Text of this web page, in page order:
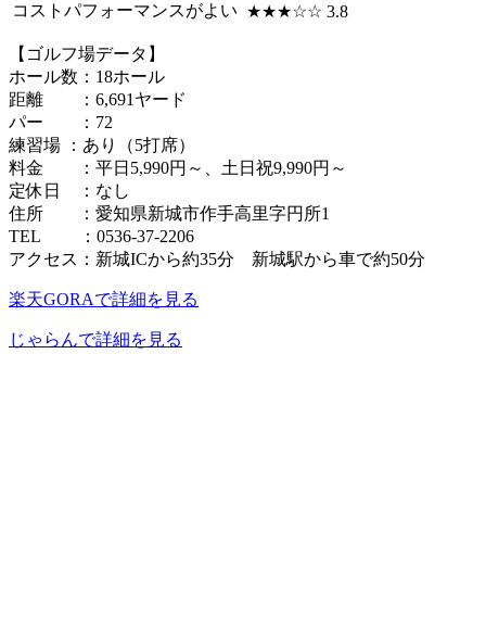
コストパフォーマンスがよい ★★★☆☆ 3.8
【ゴルフ場データ】
ホール数：18ホール
距離 ：6,691ヤード
パー ：72
練習場 ：あり（5打席）
料金 ：平日5,990円～、土日祝9,990円～
定休日 ：なし
住所 ：愛知県新城市作手高里字円所1
TEL ：0536-37-2206
アクセス：新城ICから約35分 新城駅から車で約50分
楽天GORAで詳細を見る
じゃらんで詳細を見る